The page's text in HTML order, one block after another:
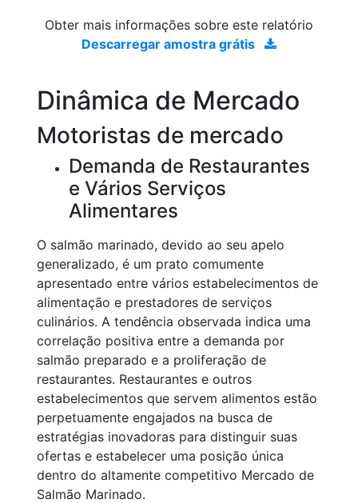
Obter mais informações sobre este relatório
Descarregar amostra grátis
Dinâmica de Mercado
Motoristas de mercado
Demanda de Restaurantes
e Vários Serviços
Alimentares
O salmão marinado, devido ao seu apelo
generalizado, é um prato comumente
apresentado entre vários estabelecimentos de
alimentação e prestadores de serviços
culinários. A tendência observada indica uma
correlação positiva entre a demanda por
salmão preparado e a proliferação de
restaurantes. Restaurantes e outros
estabelecimentos que servem alimentos estão
perpetuamente engajados na busca de
estratégias inovadoras para distinguir suas
ofertas e estabelecer uma posição única
dentro do altamente competitivo Mercado de
Salmão Marinado.